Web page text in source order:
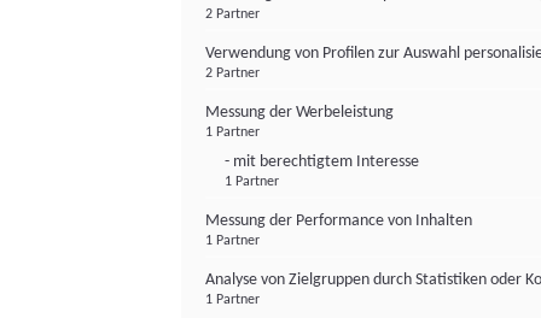
2 Partner
Verwendung von Profilen zur Auswahl
2 Partner
Messung der Werbeleistung
1 Partner
- mit berechtigtem Interesse
1 Partner
Messung der Performance von Inhalten
1 Partner
Analyse von Zielgruppen durch Statistiken oder
1 Partner